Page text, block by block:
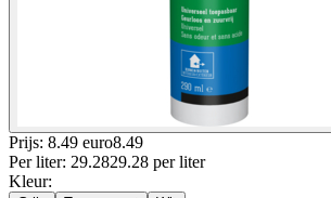
Prijs: 8.49 euro8.49
Per liter: 29.2829.28 per liter
Kleur: